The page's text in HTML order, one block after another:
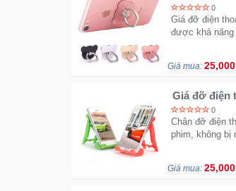
0
Giá đỡ điện
được khả
Giá mua:
Giá đỡ điện
0
Chân đỡ điện
phim, không bị
Giá mua: